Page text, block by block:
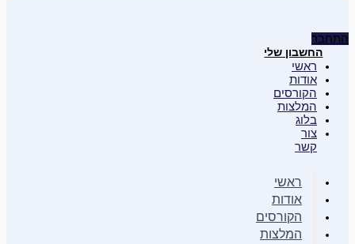
התחבר
החשבון שלי
ראשי
אודות
הקורסים
המלצות
בלוג
צור
קשר
ראשי
אודות
הקורסים
המלצות